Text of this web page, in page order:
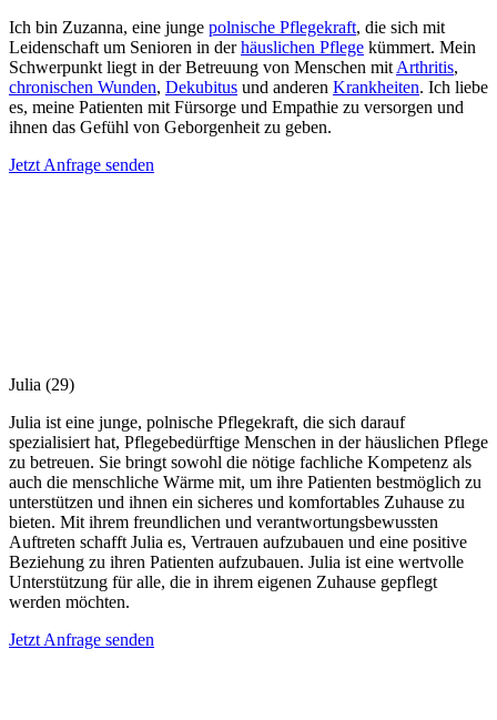
Ich bin Zuzanna, eine junge polnische Pflegekraft, die sich mit
Leidenschaft um Senioren in derhäuslichen Pflege kümmert. Mein
Schwerpunkt liegt in der Betreuung von Menschen mit Arthritis,
chronischen Wunden, Dekubitus und anderen Krankheiten. Ich liebe
es, meine Patienten mit Fürsorge und Empathie zu versorgen und
ihnen das Gefühl von Geborgenheit zu geben.
Jetzt Anfrage senden
Julia (29)
Julia ist eine junge, polnische Pflegekraft, die sich darauf
spezialisiert hat, Pflegebedürftige Menschen in der häuslichen Pflege
zu betreuen. Sie bringt sowohl die nötige fachliche Kompetenz als
auch die menschliche Wärme mit, um ihre Patienten bestmöglich zu
unterstützen und ihnen ein sicheres und komfortables Zuhause zu
bieten. Mit ihrem freundlichen und verantwortungsbewussten
Auftreten schafft Julia es, Vertrauen aufzubauen und eine positive
Beziehung zu ihren Patienten aufzubauen. Julia ist eine wertvolle
Unterstützung für alle, die in ihrem eigenen Zuhause gepflegt
werden möchten.
Jetzt Anfrage senden